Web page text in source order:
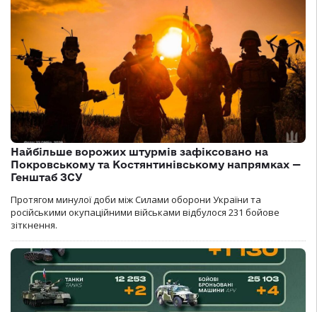
Найбільше ворожих штурмів зафіксовано на
Покровському та Костянтинівському напрямках —
Генштаб ЗСУ
Протягом минулої доби між Силами оборони України та
російськими окупаційними військами відбулося 231 бойове
зіткнення.